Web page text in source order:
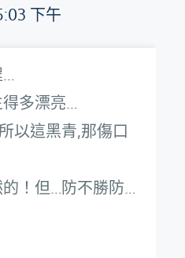
下午
多漂亮…
以這黑青,那傷口
！但…防不勝防…